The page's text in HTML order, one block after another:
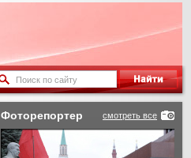
смотреть все
Фоторепортер